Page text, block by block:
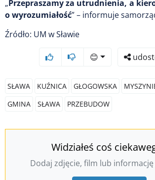
„Przepraszamy za utrudnienia, a
o wyrozumiałość” – informuje
Źródło: UM w Sławie
😊
SŁAWA KUŹNICA GŁOGOWSKA
GMINA
SŁAWA PRZEBUDOW
Widziałeś coś
Dodaj zdjęcie, film lub informację